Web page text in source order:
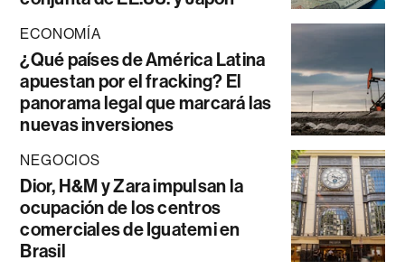
ECONOMÍA
¿Qué países de América Latina
apuestan por el fracking? El
panorama legal que marcará las
nuevas inversiones
NEGOCIOS
Dior, H&M y Zara impulsan la
ocupación de los centros
comerciales de Iguatemi en
Brasil